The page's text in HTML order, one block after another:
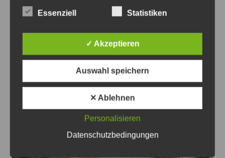
Gülten Gailus beim Freiluft-Yoga am Zaun von Hof 12 -
Freiluft-Yoga in Lehrte
5. August 2026 0
Essenziell Statistiken
✓ Akzeptieren
Auswahl speichern
✕ Ablehnen
Personalisieren
Datenschutzbedingungen